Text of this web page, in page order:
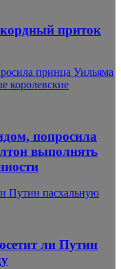
приток
принца Уильяма
королевские
попросила
выполнять
Путин пасхальную
ли Путин